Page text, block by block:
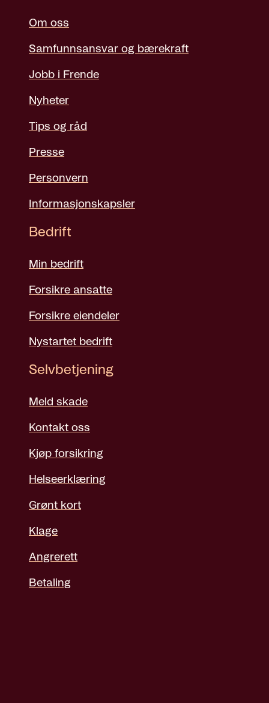
Om oss
Samfunnsansvar og bærekraft
Jobb i Frende
Nyheter
Tips og råd
Presse
Personvern
Informasjonskapsler
Bedrift
Min bedrift
Forsikre ansatte
Forsikre eiendeler
Nystartet bedrift
Selvbetjening
Meld skade
Kontakt oss
Kjøp forsikring
Helseerklæring
Grønt kort
Klage
Angrerett
Betaling